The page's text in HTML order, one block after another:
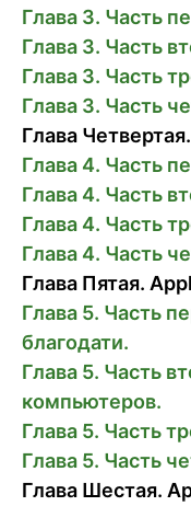
Глава 3. Часть
Глава 3. Часть
Глава 3. Часть
Глава 3. Часть
Глава
Глава 4. Часть
Глава 4. Часть
Глава 4. Часть
Глава 4. Часть
Глава Пятая.
Глава 5. Часть
благодати.
Глава 5. Часть
компьютеров.
Глава 5. Часть
Глава 5. Часть
Глава Шестая.